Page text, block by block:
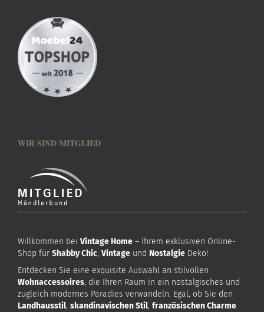
WIR SIND MITGLIED
Willkommen bei Vintage Home – Ihrem exklusiven Online-
Shop für Shabby Chic, Vintage und Nostalgie Deko!
Entdecken Sie eine exquisite Auswahl an stilvollen
Wohnaccessoires, die Ihren Raum in ein nostalgisches und
zugleich modernes Paradies verwandeln. Egal, ob Sie den
Landhausstil, skandinavischen Stil, französischen Charme